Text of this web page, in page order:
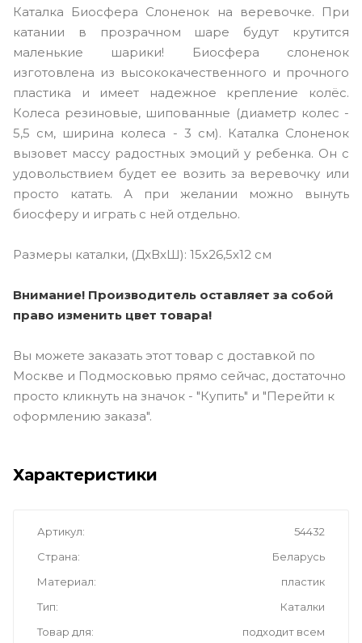
Каталка Биосфера Слоненок на веревочке. При
катании в прозрачном шаре будут крутится
маленькие шарики! Биосфера слоненок
изготовлена из высококачественного и прочного
пластика и имеет надежное крепление колёс.
Колеса резиновые, шипованные (диаметр колес -
5,5 см, ширина колеса - 3 см). Каталка Слоненок
вызовет массу радостных эмоций у ребенка. Он с
удовольствием будет ее возить за веревочку или
просто катать. А при желании можно вынуть
биосферу и играть с ней отдельно.
Размеры каталки, (ДxВxШ): 15x26,5x12 см
Внимание! Производитель оставляет за собой
право изменить цвет товара!
Вы можете заказать этот товар с доставкой по
Москве и Подмосковью прямо сейчас, достаточно
просто кликнуть на значок - "Купить" и "Перейти к
оформлению заказа".
Характеристики
Артикул
54432
Страна
Беларусь
Материал
пластик
Тип
Каталки
Товар для
подходит всем